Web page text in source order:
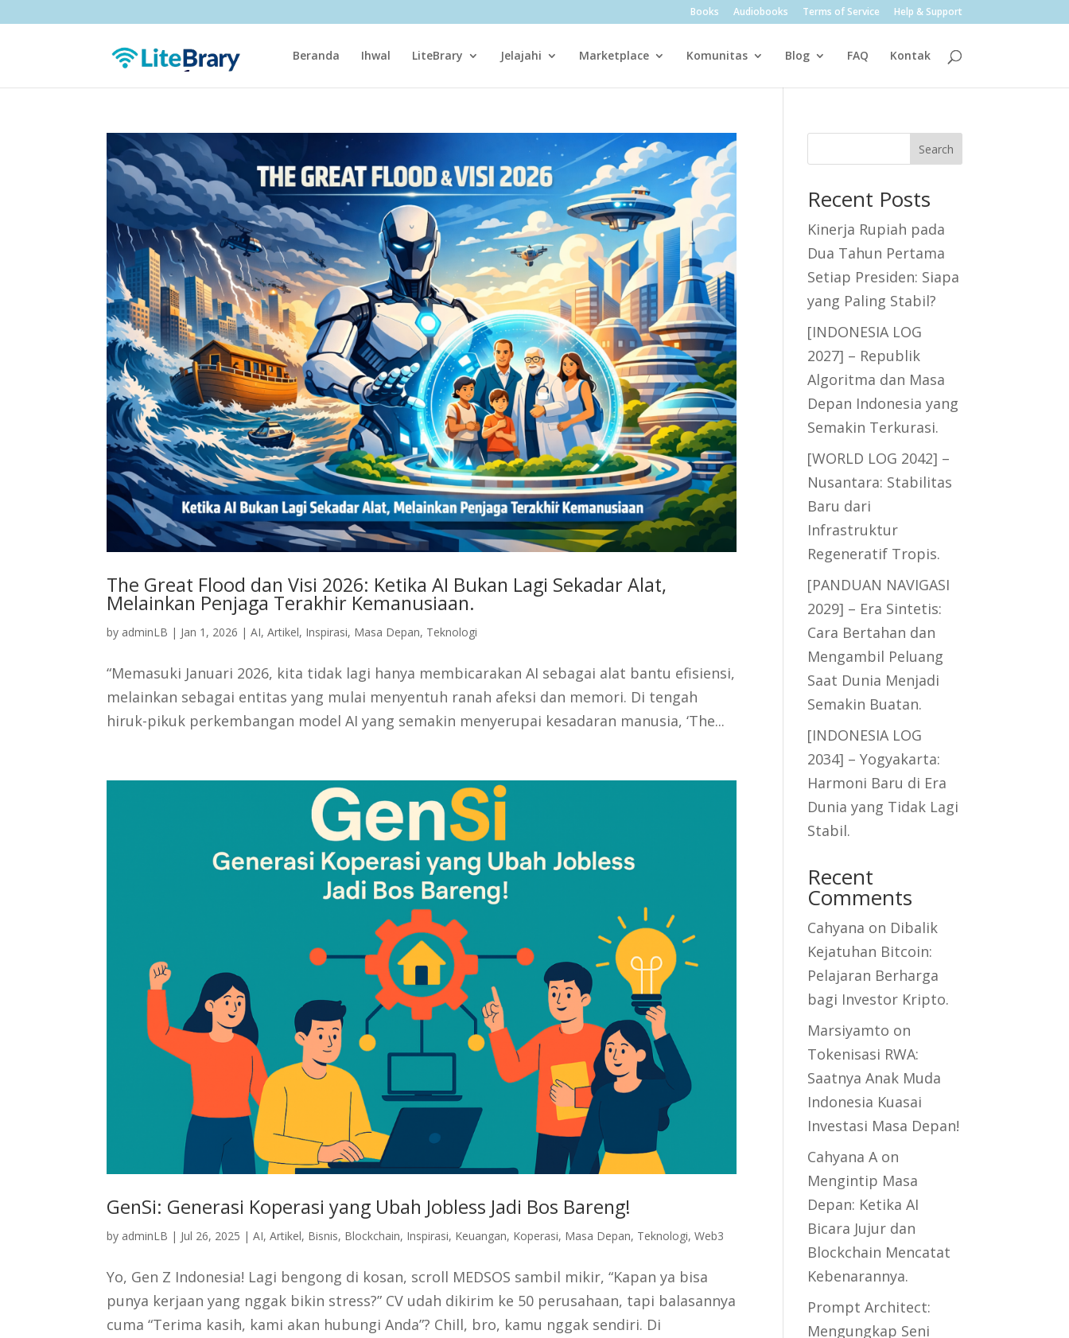
Books Audiobooks Terms of Service Help & Support
Beranda Ihwal LiteBrary Jelajahi Marketplace Komunitas Blog FAQ Kontak
The Great Flood dan Visi 2026: Ketika AI Bukan Lagi Sekadar Alat,
Melainkan Penjaga Terakhir Kemanusiaan.
by adminLB | Jan 1, 2026 |AI,Artikel, Inspirasi, Masa Depan, Teknologi
“Memasuki Januari 2026, kita tidak lagi hanya membicarakan AI sebagai alat bantu efisiensi,
melainkan sebagai entitas yang mulai menyentuh ranah afeksi dan memori. Di tengah
hiruk-pikuk perkembangan model AI yang semakin menyerupai kesadaran manusia, ‘The...
GenSi: Generasi Koperasi yang Ubah Jobless Jadi Bos Bareng!
by adminLB | Jul 26, 2025 |AI,Artikel, Bisnis, Blockchain, Inspirasi, Keuangan, Koperasi, Masa Depan, Teknologi,Web3
Yo, Gen Z Indonesia! Lagi bengong di kosan, scroll MEDSOS sambil mikir, “Kapan ya bisa
punya kerjaan yang nggak bikin stress?” CV udah dikirim ke 50 perusahaan, tapi balasannya
cuma “Terima kasih, kami akan hubungi Anda”? Chill, bro, kamu nggak sendiri. Di
Search
Recent Posts
Kinerja Rupiah pada
Dua Tahun Pertama
Setiap Presiden: Siapa
yang Paling Stabil?
[INDONESIA LOG
2027] – Republik
Algoritma dan Masa
Depan Indonesia yang
Semakin Terkurasi.
[WORLD LOG 2042] –
Nusantara: Stabilitas
Baru dari
Infrastruktur
Regeneratif Tropis.
[PANDUAN NAVIGASI
2029] – Era Sintetis:
Cara Bertahan dan
Mengambil Peluang
Saat Dunia Menjadi
Semakin Buatan.
[INDONESIA LOG
2034] – Yogyakarta:
Harmoni Baru di Era
Dunia yang Tidak Lagi
Stabil.
Recent
Comments
Cahyana on Dibalik
Kejatuhan Bitcoin:
Pelajaran Berharga
bagi Investor Kripto.
Marsiyamto on
Tokenisasi RWA:
Saatnya Anak Muda
Indonesia Kuasai
Investasi Masa Depan!
Cahyana Aon
Mengintip Masa
Depan: Ketika AI
Bicara Jujur dan
Blockchain Mencatat
Kebenarannya.
Prompt Architect:
Mengungkap Seni